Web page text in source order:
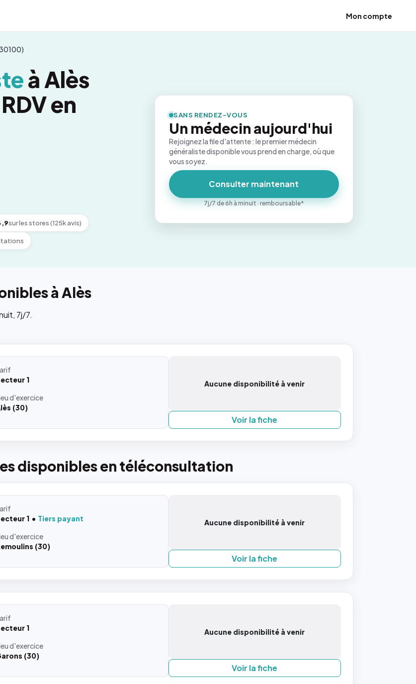
Mon compte
à Alès
en
sur les stores (125k avis)
SANS RENDEZ-VOUS
Un médecin aujourd'hui
Rejoignez la file d'attente : le premier médecin
généraliste disponible vous prend en charge, où que
vous soyez.
Consulter maintenant
7j/7 de 6h à minuit · remboursable*
à Alès
7j/7.
1
d'exercice
(30)
Aucune disponibilité à venir
Voir la fiche
disponibles en téléconsultation
1
Tiers payant
d'exercice
(30)
Aucune disponibilité à venir
Voir la fiche
1
d'exercice
(30)
Aucune disponibilité à venir
Voir la fiche